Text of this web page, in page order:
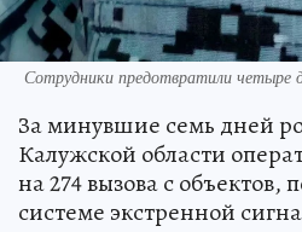
Сотрудники предотвратили четыре
За минувшие семь дней
Калужской области
на 274 вызова с
системе экстренной